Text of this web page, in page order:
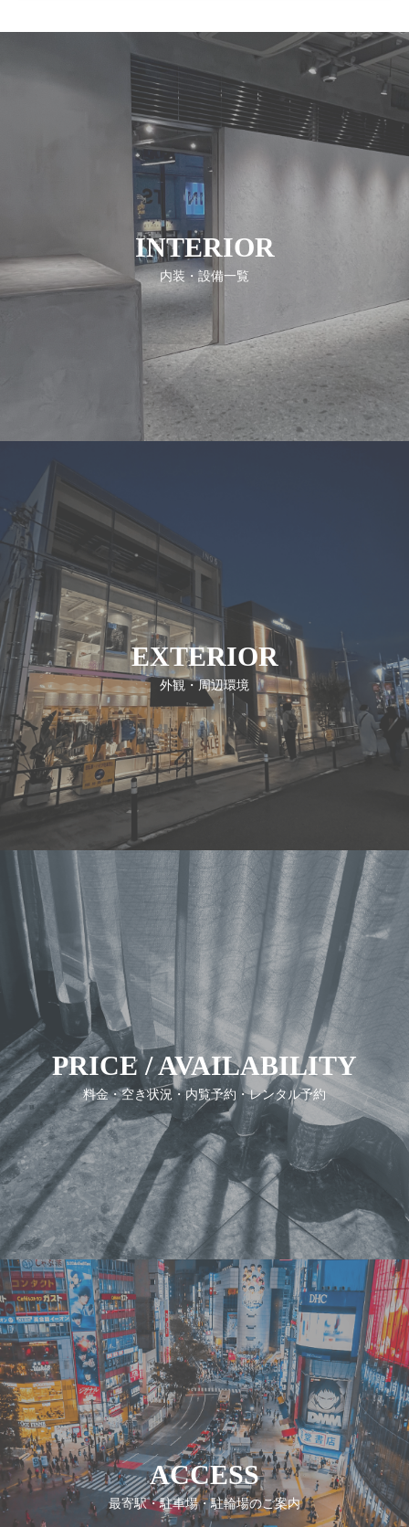
INTERIOR
内装・設備一覧
EXTERIOR
外観・周辺環境
PRICE / AVAILABILITY
料金・空き状況・内覧予約・レンタル予約
ACCESS
最寄駅・駐車場・駐輪場のご案内